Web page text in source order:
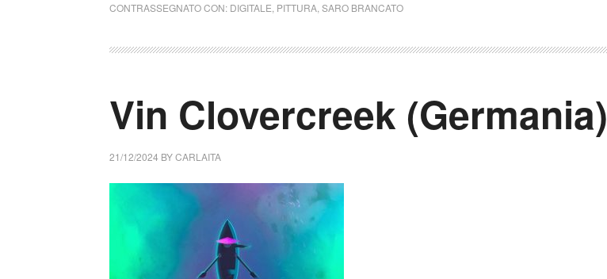
CONTRASSEGNATO CON: DIGITALE PITTURA SARO BRANCATO
Vin Clovercreek (Germania)
21/12/2024 BYCARLAITA